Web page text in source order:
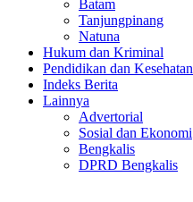
Batam
Tanjungpinang
Natuna
Hukum dan Kriminal
Pendidikan dan Kesehatan
Indeks Berita
Lainnya
Advertorial
Sosial dan Ekonomi
Bengkalis
DPRD Bengkalis